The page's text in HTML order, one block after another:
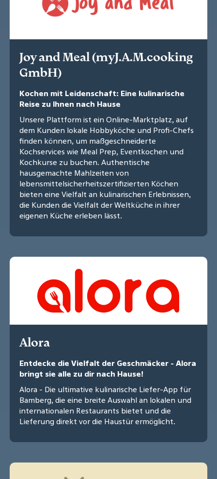
Joy and Meal (myJ.A.M.cooking
GmbH)
Kochen mit Leidenschaft: Eine kulinarische
Reise zu Ihnen nach Hause
Unsere Plattform ist ein Online-Marktplatz, auf
dem Kunden lokale Hobbyköche und Profi-Chefs
finden können, um maßgeschneiderte
Kochservices wie Meal Prep, Eventkochen und
Kochkurse zu buchen. Authentische
hausgemachte Mahlzeiten von
lebensmittelsicherheitszertifizierten Köchen
bieten eine Vielfalt an kulinarischen Erlebnissen,
die Kunden die Vielfalt der Weltküche in ihrer
eigenen Küche erleben lässt.
Alora
Entdecke die Vielfalt der Geschmäcker - Alora
bringt sie alle zu dir nach Hause!
Alora - Die ultimative kulinarische Liefer-App für
Bamberg, die eine breite Auswahl an lokalen und
internationalen Restaurants bietet und die
Lieferung direkt vor die Haustür ermöglicht.